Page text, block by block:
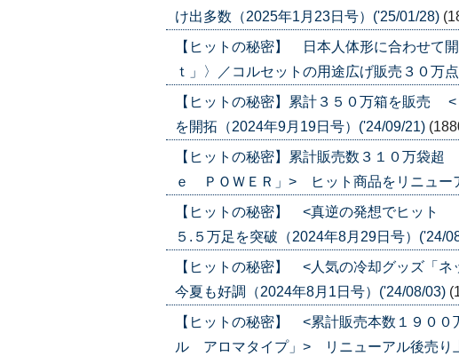
け出多数（2025年1月23日号）('25/01/28)
【ヒットの秘密】 日本人体形に合わせて
ｔ」〉／コルセットの用途広げ販売３０万
【ヒットの秘密】累計３５０万箱を販売
を開拓（2024年9月19日号）('24/09/21)
【ヒットの秘密】累計販売数３１０万袋
ｅ ＰＯＷＥＲ」> ヒット商品をリニュー
【ヒットの秘密】 <真逆の発想でヒット
５.５万足を突破（2024年8月29日号）('24/
【ヒットの秘密】 <人気の冷却グッズ「
今夏も好調（2024年8月1日号）('24/08/03)
【ヒットの秘密】 <累計販売本数１９
ル アロマタイプ」> リニューアル後売り